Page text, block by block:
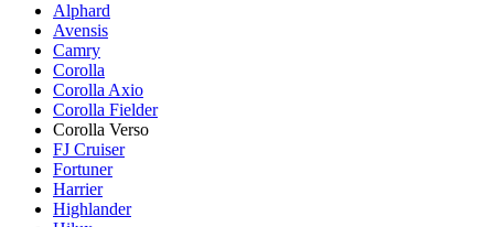
Alphard
Avensis
Camry
Corolla
Corolla Axio
Corolla Fielder
Corolla Verso
FJ Cruiser
Fortuner
Harrier
Highlander